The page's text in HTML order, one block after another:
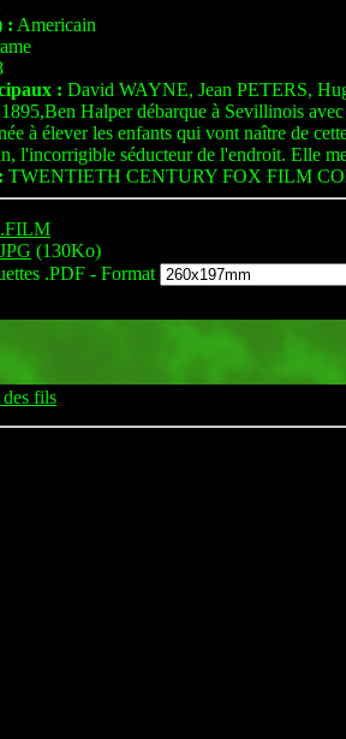
: Americain
: David WAYNE, Jean PETERS,
Halper débarque à Sevillinois
à élever les enfants qui vont naître de
l'incorrigible séducteur de l'endroit. Elle
TWENTIETH CENTURY FOX FILM
(130Ko)
.PDF - Format
fils